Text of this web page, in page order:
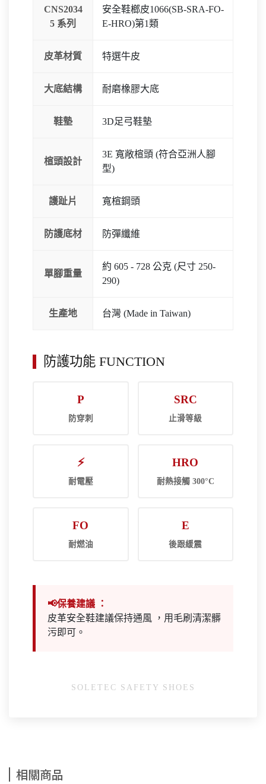
CNS2034
5 系列
安全鞋榔皮1066(SB-SRA-FO-
E-HRO)第1類
皮革材質 特選牛皮
大底結構 耐磨橡膠大底
鞋墊 3D足弓鞋墊
楦頭設計
3E 寬敞楦頭 (符合亞洲人腳
型)
護趾片 寬楦鋼頭
防護底材 防彈纖維
單腳重量
約 605 - 728 公克 (尺寸 250-
290)
生產地 台灣 (Made in Taiwan)
防護功能 FUNCTION
P
防穿刺
SRC
止滑等級
⚡
耐電壓
HRO
耐熱接觸 300°C
FO
耐燃油
E
後跟緩震
📢保養建議 ：
皮革安全鞋建議保持通風 ，用毛刷清潔髒
污即可。
SOLETEC SAFETY SHOES
相關商品